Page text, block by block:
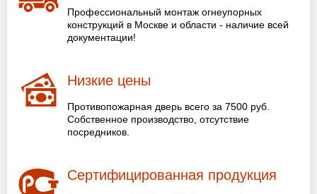
Профессиональный монтаж огнеупорных
конструкций в Москве и области - наличие всей
документации!
Низкие цены
Противопожарная дверь всего за 7500 руб.
Собственное производство, отсутствие
посредников.
Сертифицированная продукция